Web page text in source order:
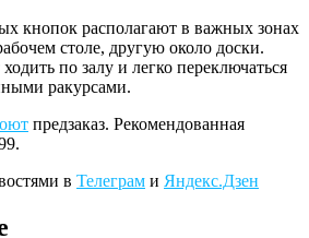
кнопок располагают в важных зонах
столе, другую около доски.
по залу и легко переключаться
ракурсами.
предзаказ. Рекомендованная
в Телеграм и Яндекс.Дзен